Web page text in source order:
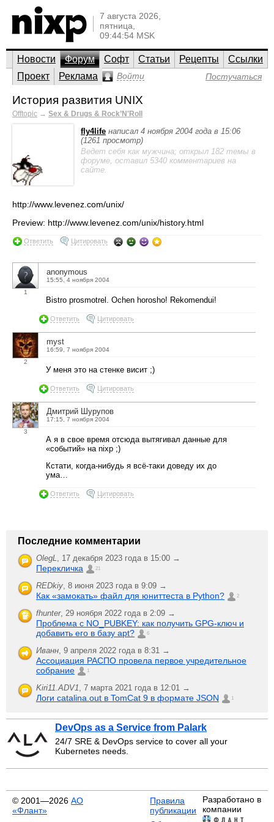
7 августа 2026,
пятница,
09:44:54 MSK
Новости Форум Софт Статьи Рецепты
Ссылки
Проект
Реклама Войти Постучаться
История развития UNIX
Offtopic → Sex & Drugs & Rock’N'Roll
fly4life написал 4 ноября 2004 года в 15:06
(1261 просмотр)
Ведет себя как мужчина; открыл 182 темы в
форуме, оставил 5340 комментариев на
сайте.
http://www.levenez.com/unix/
Preview: http://www.levenez.com/unix/history.html
Ответить Цитировать
1
anonymous
15:55, 4 ноября 2004
Bistro prosmotrel. Ochen horosho! Rekomendui!
Ответить Цитировать
2
myst
16:59, 7 ноября 2004
У меня это на стенке висит ;)
Ответить Цитировать
3
Дмитрий Шурупов
17:15, 7 ноября 2004
А я в свое время отсюда вытягивал данные для
«событий» на nixp ;)
Кстати, когда-нибудь я всё-таки доведу их до
ума…
Ответить Цитировать
Последние комментарии
OlegL 17 декабря 2023 года в 15:00 →
Перекличка 21
REDkiy 8 июня 2023 года в 9:09 →
Как «замокать» файл для юниттеста в Python? 2
fhunter, 29 ноября 2022 года в 2:09 →
Проблема с NO_PUBKEY: как получить GPG-ключ и
добавить его в базу apt?
6
Иванн 9 апреля 2022 года в 8:31 →
Ассоциация РАСПО провела первое учредительное
собрание
1
Kiri11.ADV1 7 марта 2021 года в 12:01 →
Логи catalina.out в TomCat 9 в формате JSON 1
DevOps as a Service from Palark
24/7 SRE & DevOps service to cover all your
Kubernetes needs.
© 2001—2026 АО
«Флант»
Правила
публикации
Разработано в
компании